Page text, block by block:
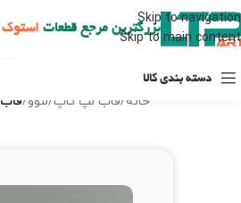
Skip to navigation
Skip to main content
بزرگترین مرجع قطعات استوک
دسته بندی کالا
خانه /قاب لپ تاپ/لنوو/قاب C همراه کیبرد – لپ تاپ لنوو IPS-340